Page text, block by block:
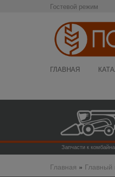
Гостевой режим
ГЛАВНАЯ
Запчасти к
Главная » Главный